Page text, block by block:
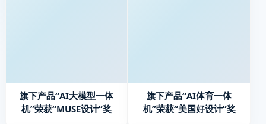
旗下产品“AI大模型一体
机”荣获“MUSE设计”奖
旗下产品“AI体育一体
机”荣获“美国好设计”奖